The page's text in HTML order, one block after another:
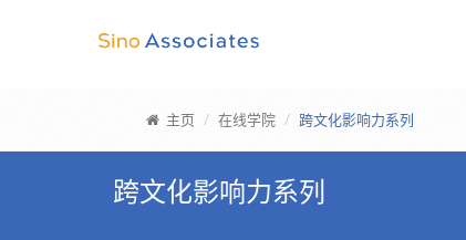
主页 在线学院 跨文化影响力系列
跨文化影响力系列